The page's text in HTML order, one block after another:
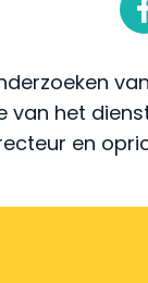
van het
en